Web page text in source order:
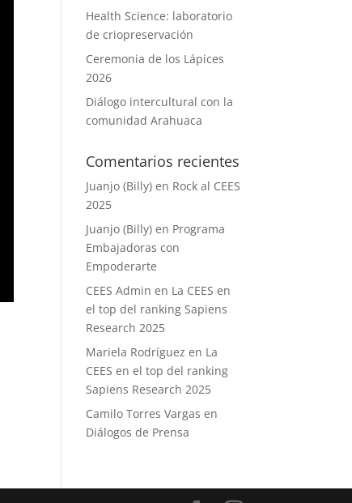
Health Science: laboratorio
de criopreservación
Ceremonia de los Lápices
2026
Diálogo intercultural con la
comunidad Arahuaca
Comentarios recientes
Juanjo (Billy) en Rock al CEES
2025
Juanjo (Billy) en Programa
Embajadoras con
Empoderarte
CEES Admin en La CEES en
el top del ranking Sapiens
Research 2025
Mariela Rodríguez en La
CEES en el top del ranking
Sapiens Research 2025
Camilo Torres Vargas en
Diálogos de Prensa